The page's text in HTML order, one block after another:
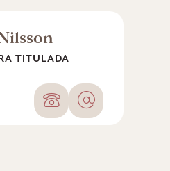
TITULADA
Número de
Correo